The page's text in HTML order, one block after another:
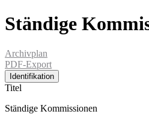
Ständige
Archivplan
PDF-Export
Identifikation
Titel
Ständige Kommissionen